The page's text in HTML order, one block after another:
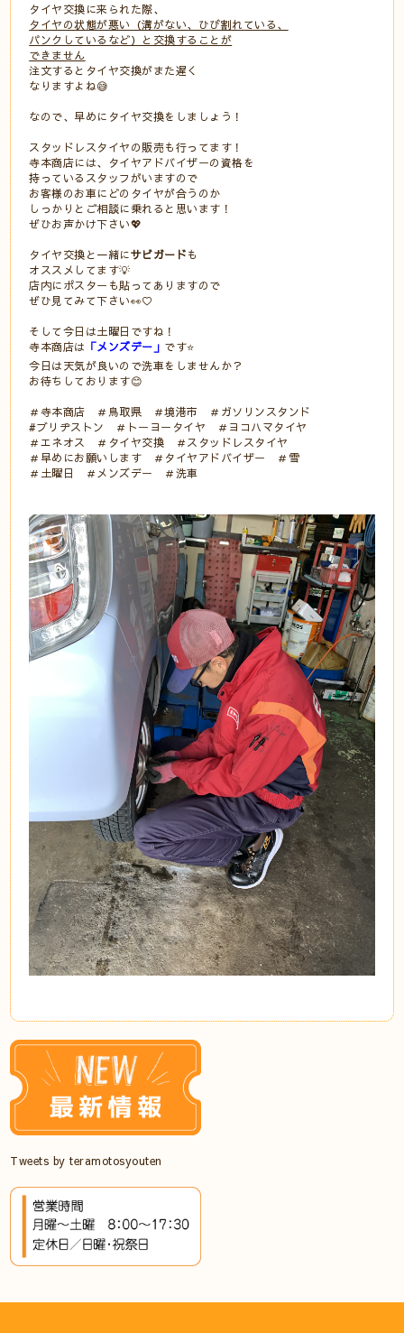
タイヤ交換に来られた際、
タイヤの状態が悪い（溝がない、ひび割れている、
パンクしているなど）と交換することが
できません
注文するとタイヤ交換がまた遅く
なりますよね😅
なので、早めにタイヤ交換をしましょう！
スタッドレスタイヤの販売も行ってます！
寺本商店には、タイヤアドバイザーの資格を
持っているスタッフがいますので
お客様のお車にどのタイヤが合うのか
しっかりとご相談に乗れると思います！
ぜひお声かけ下さい💖
タイヤ交換と一緒にサビガードも
オススメしてます💡
店内にポスターも貼ってありますので
ぜひ見てみて下さい👀♡
そして今日は土曜日ですね！
寺本商店は 「メンズデー」 です⭐
今日は天気が良いので洗車をしませんか？
お待ちしております😊
＃寺本商店 ＃鳥取県 ＃境港市 ＃ガソリンスタンド
#ブリヂストン ＃トーヨータイヤ ＃ヨコハマタイヤ
＃エネオス ＃タイヤ交換 ＃スタッドレスタイヤ
＃早めにお願いします ＃タイヤアドバイザー ＃雪
＃土曜日 ＃メンズデー ＃洗車
Tweets by teramotosyouten